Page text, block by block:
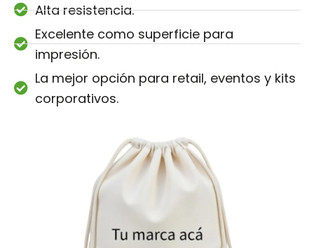
Alta resistencia.
Excelente como superficie para
impresión.
La mejor opción para retail, eventos y kits
corporativos.